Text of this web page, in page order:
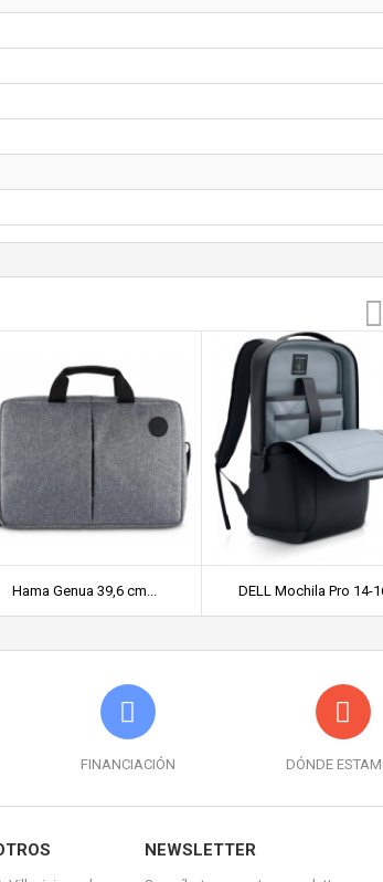
Hama Genua 39,6 cm... DELL Mochila Pro 14-
FINANCIACIÓN DÓNDE
NEWSLETTER